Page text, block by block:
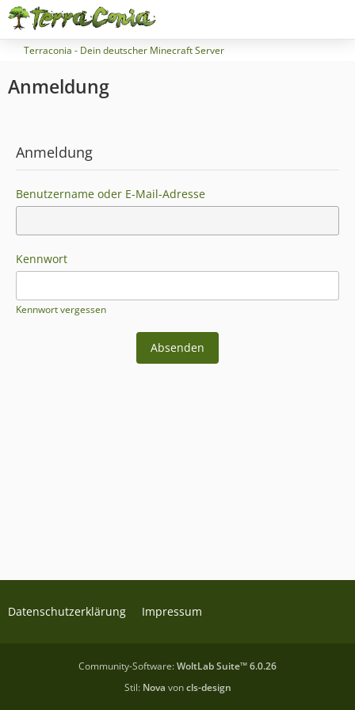
Terraconia - Dein deutscher Minecraft Server
Anmeldung
Anmeldung
Benutzername oder E-Mail-Adresse
Kennwort
Kennwort vergessen
Datenschutzerklärung Impressum
Community-Software:WoltLab Suite™ 6.0.26
Stil: Nova voncls-design